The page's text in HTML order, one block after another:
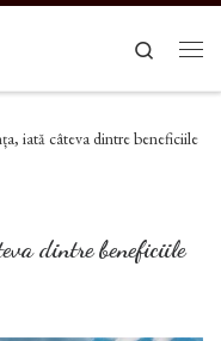
Search
iată câteva dintre beneficiile
dintre beneficiile